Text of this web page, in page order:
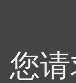
您